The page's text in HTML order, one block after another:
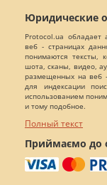
Юридические
Protocol.ua
веб - страницах
понимаются тексты,
шота, сканы, видео,
размещенных на веб -
для индексации
использованием
и тому подобное.
Полный текст
Приймаємо до